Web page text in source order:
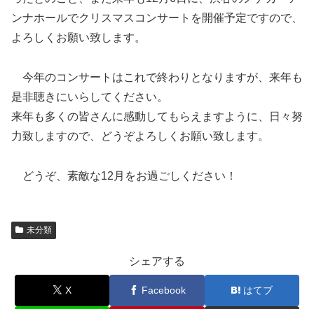
ンナホールでクリスマスコンサートを開催予定ですので、
よろしくお願い致します。
今年のコンサートはこれで終わりとなりますが、来年も
是非聴きにいらしてください。
来年も多くの皆さんに感動してもらえますように、日々努
力致しますので、どうぞよろしくお願い致します。
どうぞ、素敵な12月をお過ごしください！
未分類
シェアする
X Facebook はてブ